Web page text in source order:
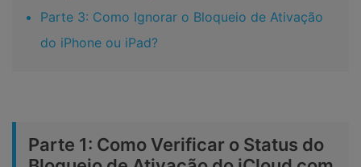
Parte 3: Como Ignorar o Bloqueio de Ativação
do iPhone ou iPad?
Parte 1: Como Verificar o Status do